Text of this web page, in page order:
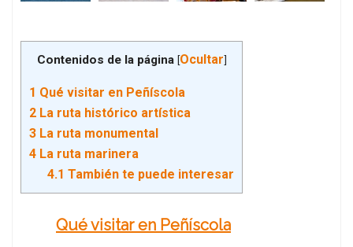
Contenidos de la página [Ocultar]
1 Qué visitar en Peñíscola
2 La ruta histórico artística
3 La ruta monumental
4 La ruta marinera
4.1 También te puede interesar
Qué visitar en Peñíscola